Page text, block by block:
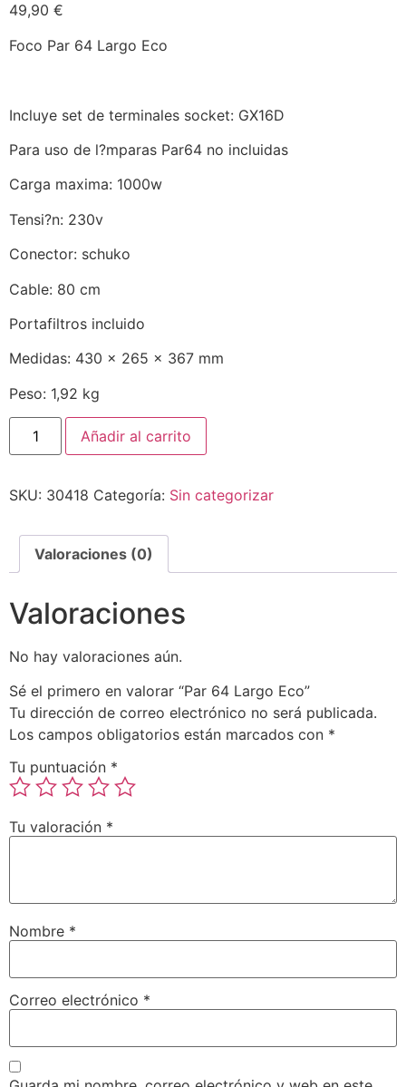
49,90 €
Foco Par 64 Largo Eco
Incluye set de terminales socket: GX16D
Para uso de l?mparas Par64 no incluidas
Carga maxima: 1000w
Tensi?n: 230v
Conector: schuko
Cable: 80 cm
Portafiltros incluido
Medidas: 430 x 265 x 367 mm
Peso: 1,92 kg
Añadir al carrito
SKU: 30418 Categoría: Sin categorizar
Valoraciones (0)
Valoraciones
No hay valoraciones aún.
Sé el primero en valorar “Par 64 Largo Eco”
Tu dirección de correo electrónico no será publicada.
Los campos obligatorios están marcados con *
Tu puntuación *
Tu valoración *
Nombre *
Correo electrónico *